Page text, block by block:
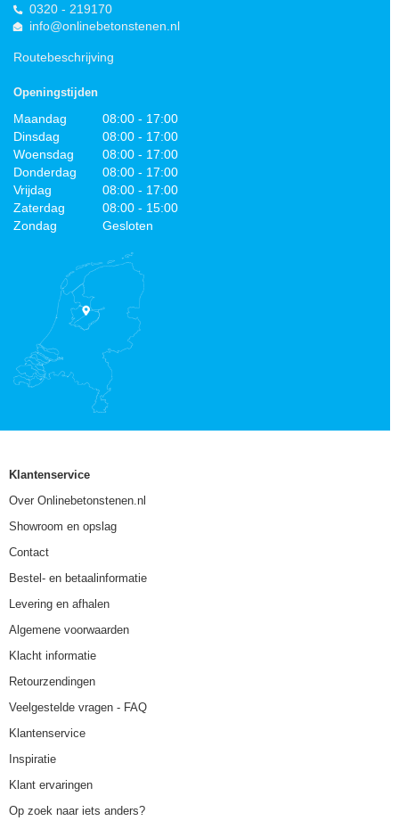
0320 - 219170
info@onlinebetonstenen.nl
Routebeschrijving
Openingstijden
Maandag
08:00 - 17:00
Dinsdag
08:00 - 17:00
Woensdag
08:00 - 17:00
Donderdag
08:00 - 17:00
Vrijdag
08:00 - 17:00
Zaterdag
08:00 - 15:00
Zondag
Gesloten
Klantenservice
Over Onlinebetonstenen.nl
Showroom en opslag
Contact
Bestel- en betaalinformatie
Levering en afhalen
Algemene voorwaarden
Klacht informatie
Retourzendingen
Veelgestelde vragen - FAQ
Klantenservice
Inspiratie
Klant ervaringen
Op zoek naar iets anders?